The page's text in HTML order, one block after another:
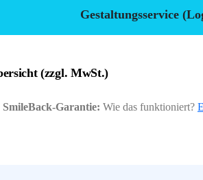
Gestaltungsservice
(zzgl. MwSt.)
SmileBack-Garantie: Wie das funktioniert?